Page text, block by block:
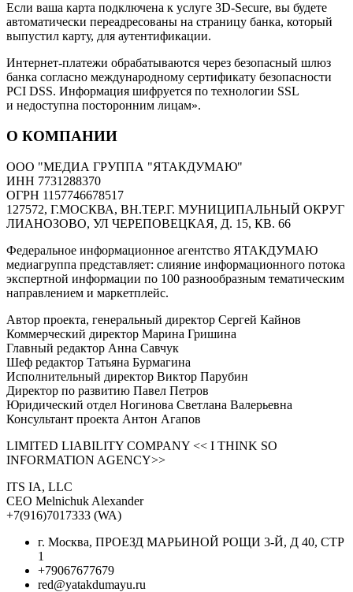
Если ваша карта подключена к услуге 3D-Secure, вы будете
автоматически переадресованы на страницу банка, который
выпустил карту, для аутентификации.
Интернет-платежи обрабатываются через безопасный шлюз
банка согласно международному сертификату безопасности
PCI DSS. Информация шифруется по технологии SSL
и недоступна посторонним лицам».
О КОМПАНИИ
ООО "МЕДИА ГРУППА "ЯТАКДУМАЮ"
ИНН 7731288370
ОГРН 1157746678517
127572, Г.МОСКВА, ВН.ТЕР.Г. МУНИЦИПАЛЬНЫЙ ОКРУГ
ЛИАНОЗОВО, УЛ ЧЕРЕПОВЕЦКАЯ, Д. 15, КВ. 66
Федеральное информационное агентство ЯТАКДУМАЮ
медиагруппа представляет: слияние информационного потока
экспертной информации по 100 разнообразным тематическим
направлением и маркетплейс.
Автор проекта, генеральный директор Сергей Кайнов
Коммерческий директор Марина Гришина
Главный редактор Анна Савчук
Шеф редактор Татьяна Бурмагина
Исполнительный директор Виктор Парубин
Директор по развитию Павел Петров
Юридический отдел Ногинова Светлана Валерьевна
Консультант проекта Антон Агапов
LIMITED LIABILITY COMPANY << I THINK SO
INFORMATION AGENCY>>
ITS IA, LLC
CEO Melnichuk Alexander
+7(916)7017333 (WA)
г. Москва, ПРОЕЗД МАРЬИНОЙ РОЩИ 3-Й, Д 40, СТР
1
+79067677679
red@yatakdumayu.ru